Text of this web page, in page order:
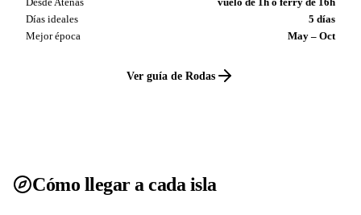
Días ideales
5 días
Mejor época
May – Oct
Ver guía de Rodas
Cómo llegar a cada isla